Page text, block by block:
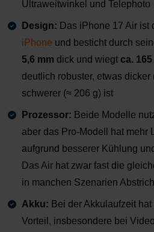
Ultraweitwinkel und Telephoto
Design: Das iPhone 17 Air ist
iPhone und besticht durch
5,6 mm dick und wiegt ca. 165
deutlich robuster, etwas dicker
schwerer (≈ 206 g) ist
Prozessor: Beide Modelle
aber das Pro-Modell hat mehr
aufgrund besserer Kühlung
Das Air hat zwar fast die
in manchen Szenarien
Akku: Bei der Akkulaufzeit
Vorteil, insbesondere bei